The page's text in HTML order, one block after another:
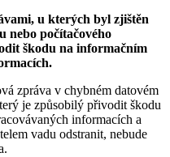
u kterých byl zjištěn
nebo počítačového
škodu na informačním
zpráva v chybném datovém
je způsobilý přivodit škodu
informacích a
vadu odstranit, nebude